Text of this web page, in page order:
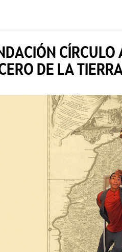
CÍRCULO
DE LA